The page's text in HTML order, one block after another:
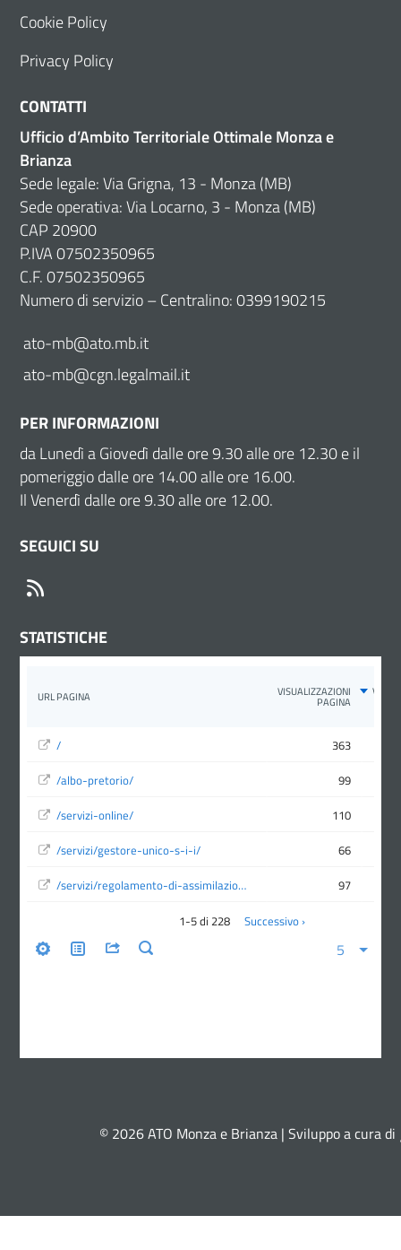
Cookie Policy
Privacy Policy
CONTATTI
Ufficio d’Ambito Territoriale Ottimale Monza e
Brianza
Sede legale: Via Grigna, 13 - Monza (MB)
Sede operativa: Via Locarno, 3 - Monza (MB)
CAP 20900
P.IVA 07502350965
C.F. 07502350965
Numero di servizio – Centralino: 0399190215
ato-mb@ato.mb.it
ato-mb@cgn.legalmail.it
PER INFORMAZIONI
da Lunedì a Giovedì dalle ore 9.30 alle ore 12.30 e il
pomeriggio dalle ore 14.00 alle ore 16.00.
Il Venerdì dalle ore 9.30 alle ore 12.00.
SEGUICI SU
STATISTICHE
© 2026 ATO Monza e Brianza | Sviluppo a cura di